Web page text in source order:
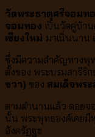
วัดพระธาตุศรีจอมท
จอมทอง เป็นวัดคู่บ้าน
เชียงใหม่ มาเนิ่นนาน
ซึ่งมีความสำคัญทางพุ
ตั้งของ พระบรมสารีริก
ขวา) ของ สมเด็จพร
ตามตำนานแล้ว ดอย
นั้น พระพุทธองค์เคย
อังครัฏฐะ